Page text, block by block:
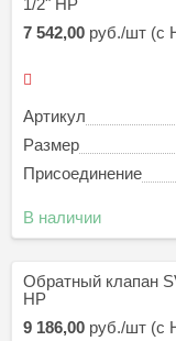
Артикул
Размер
Присоединение
7 542,00 руб./шт (с
В наличии
Обратный клапан
НР
9 186,00 руб./шт (с